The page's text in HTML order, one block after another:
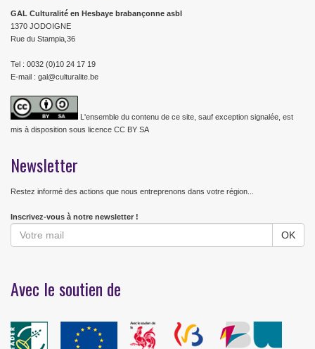
GAL Culturalité en Hesbaye brabançonne asbl
1370 JODOIGNE
Rue du Stampia,36
Tel : 0032 (0)10 24 17 19
E-mail : gal@culturalite.be
L'ensemble du contenu de ce site, sauf exception signalée, est
mis à disposition sous licence CC BY SA
Newsletter
Restez informé des actions que nous entreprenons dans votre région...
Inscrivez-vous à notre newsletter !
Avec le soutien de